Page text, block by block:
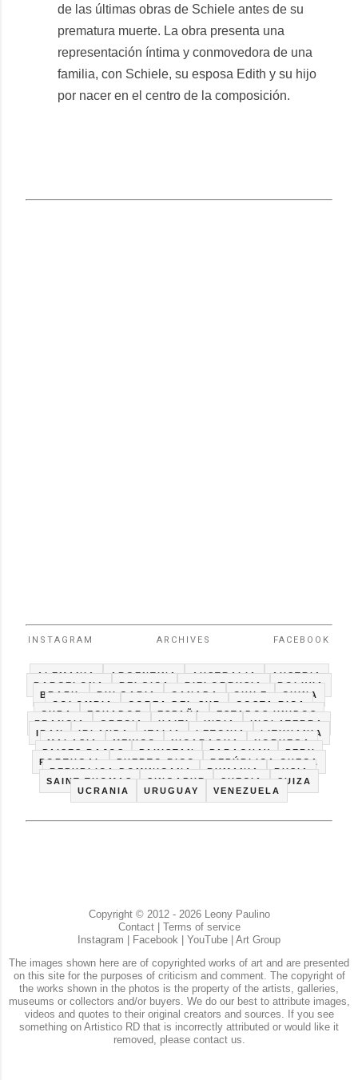
de las últimas obras de Schiele antes de su
prematura muerte. La obra presenta una
representación íntima y conmovedora de una
familia, con Schiele, su esposa Edith y su hijo
por nacer en el centro de la composición.
INSTAGRAM ARCHIVES FACEBOOK
ALEMANIA ARGENTINA AUSTRALIA
AUSTRIA
BARCELONA
BELGICA BIELORRUSIA
BOLIVIA
BRAZIL
BULGARIA CANADA CHILE
CHINA
COLOMBIA
COREA DEL SUR
COSTA RICA
CUBA
ECUADOR ESPAÑA
ESTADOS UNIDOS
FRANCIA
GRECIA HAITI INDIA
INGLATERRA
IRAN
IRLANDA ITALIA LETONIA
LITHUANIA
MALASIA
MEXICO NICARAGUA
NORUEGA
PAISES BAJOS
PAKISTAN PARAGUAY
PERU
PORTUGAL
PUERTO RICO
REPÚBLICA CHECA
REPUBLICA DOMINICANA
RUMANIA
RUSIA
SAINT THOMAS
SINGAPUR SUECIA
SUIZA
UCRANIA
URUGUAY VENEZUELA
Copyright © 2012 - 2026 Leony Paulino
Contact| Terms of service
Instagram
Facebook YouTube
Art Group
The images shown here are of copyrighted works of art and are presented
on this site for the purposes of criticism and comment. The copyright of
the works shown in the photos is the property of the artists, galleries,
museums or collectors and/or buyers. We do our best to attribute images,
videos and quotes to their original creators and sources. If you see
something on Artistico RD that is incorrectly attributed or would like it
removed, please contact us.